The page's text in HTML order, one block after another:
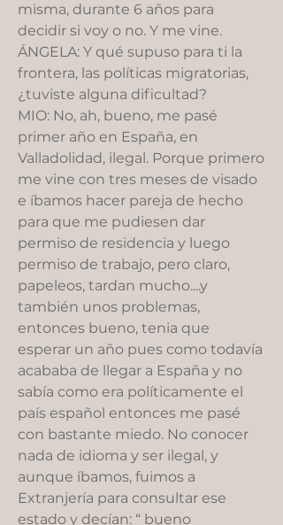
misma, durante 6 años para
decidir si voy o no. Y me vine.
ÁNGELA: Y qué supuso para ti la
frontera, las políticas migratorias,
¿tuviste alguna dificultad?
MIO: No, ah, bueno, me pasé
primer año en España, en
Valladolidad, ilegal. Porque primero
me vine con tres meses de visado
e íbamos hacer pareja de hecho
para que me pudiesen dar
permiso de residencia y luego
permiso de trabajo, pero claro,
papeleos, tardan mucho....y
también unos problemas,
entonces bueno, tenia que
esperar un año pues como todavía
acababa de llegar a España y no
sabía como era políticamente el
país español entonces me pasé
con bastante miedo. No conocer
nada de idioma y ser ilegal, y
aunque íbamos, fuimos a
Extranjería para consultar ese
estado y decían: “ bueno